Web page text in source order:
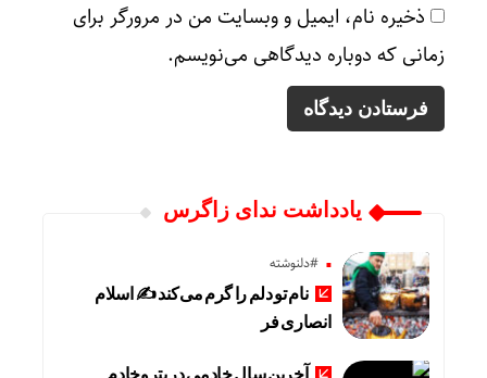
ذخیره نام، ایمیل و وبسایت من در مرورگر برای
زمانی که دوباره دیدگاهی می‌نویسم.
یادداشت ندای زاگرس
#دلنوشته
نام تو دلم را گرم می‌کند ✍️ اسلام
انصاری فر
آخرین سال خادمی در پتروخادم